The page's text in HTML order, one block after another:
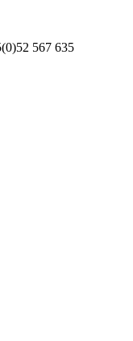
567 635